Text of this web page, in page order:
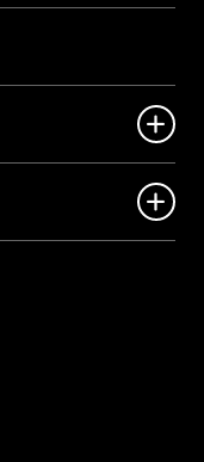

